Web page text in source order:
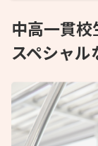
中高一貫
スペシャル